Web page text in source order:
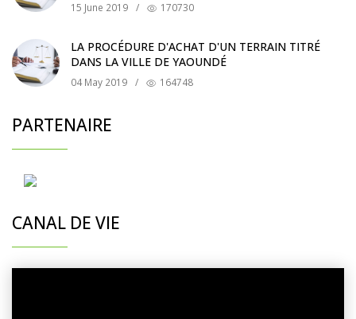
15 June 2019 / 170730
LA PROCÉDURE D'ACHAT D'UN TERRAIN TITRÉ
DANS LA VILLE DE YAOUNDÉ
04 May 2019 / 164748
PARTENAIRE
CANAL DE VIE